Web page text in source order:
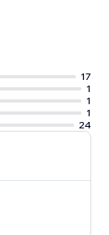
17
1
1
1
24